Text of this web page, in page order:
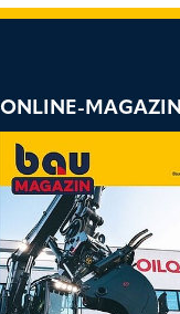
ONLINE-MAGAZIN